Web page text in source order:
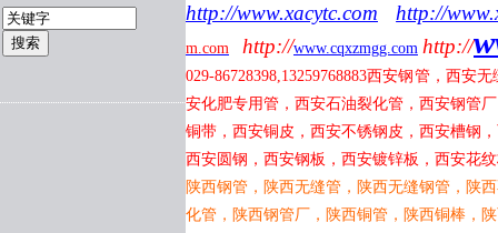
http://www.xacytc.com http://
m.com http://www.cqxzmgg.com http://
029-86728398,13259768883西安钢管，西安无
安化肥专用管，西安石油裂化管，西安钢管
铜带，西安铜皮，西安不锈钢皮，西安槽钢
西安圆钢，西安钢板，西安镀锌板，西安花
陕西钢管，陕西无缝管，陕西无缝钢管，陕
化管，陕西钢管厂，陕西铜管，陕西铜棒，